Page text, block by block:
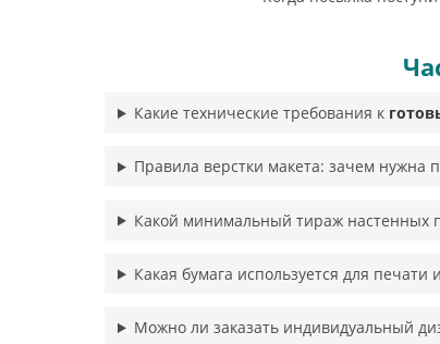
Какие технические требования к
Правила верстки макета: зачем нужна
Какой минимальный тираж настенных
Какая бумага используется для печати
Можно ли заказать индивидуальный